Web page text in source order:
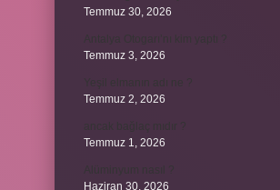
Temmuz 30, 2026
Temmuz 3, 2026
Temmuz 2, 2026
Temmuz 1, 2026
Haziran 30, 2026